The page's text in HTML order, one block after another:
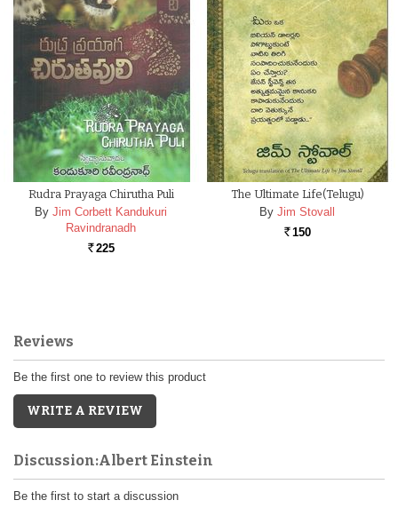
Rudra Prayaga Chirutha Puli
By Jim Corbett Kandukuri
Ravindranadh
Rs. 225
The Ultimate Life(Telugu)
By Jim Stovall
Rs. 150
Reviews
Be the first one to review this product
WRITE A REVIEW
Discussion:Albert Einstein
Be the first to start a discussion